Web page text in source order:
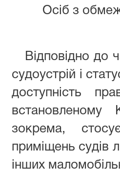
Осіб з
Відповідно до
судоустрій і
доступність
встановленому
зокрема,
приміщень судів
інших